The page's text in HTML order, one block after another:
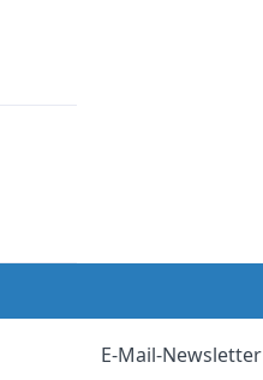
E-Mail-Newsletter